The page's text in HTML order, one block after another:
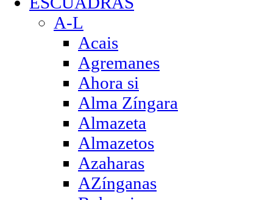
A-L
Acais
Agremanes
Ahora si
Alma Zíngara
Almazeta
Almazetos
Azaharas
AZínganas